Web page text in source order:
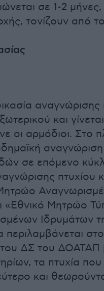
σε 1-2
τονίζουν από
και
οι αρμόδιοι. Στο
αναγνώριση
σε επόμενο
πτυχίου
«Εθνικό Μητρώο
Ιδρυμάτων
ΔΣ του ΔΟΑΤΑΠ
τα πτυχία που
και